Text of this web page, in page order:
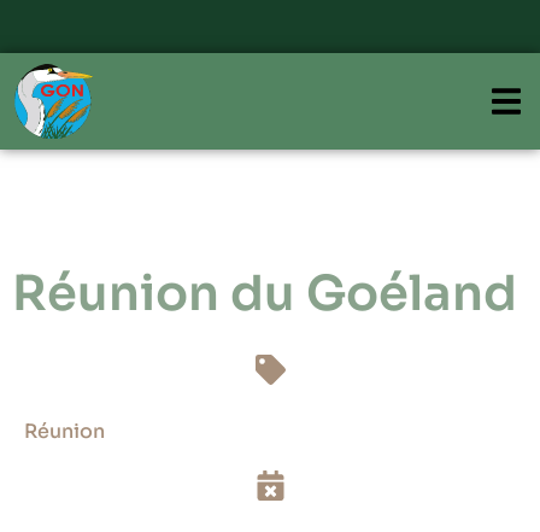
Réunion du Goéland
Réunion